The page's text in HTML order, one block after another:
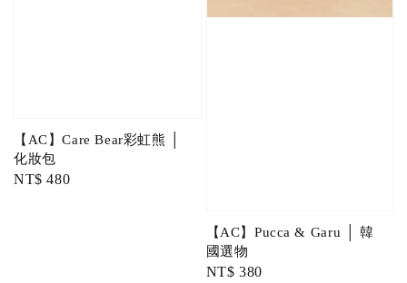
【AC】Care Bear彩虹熊 │
化妝包
Regular
NT$ 480
【AC】Pucca & Garu │ 韓
國選物
Regular
NT$ 380